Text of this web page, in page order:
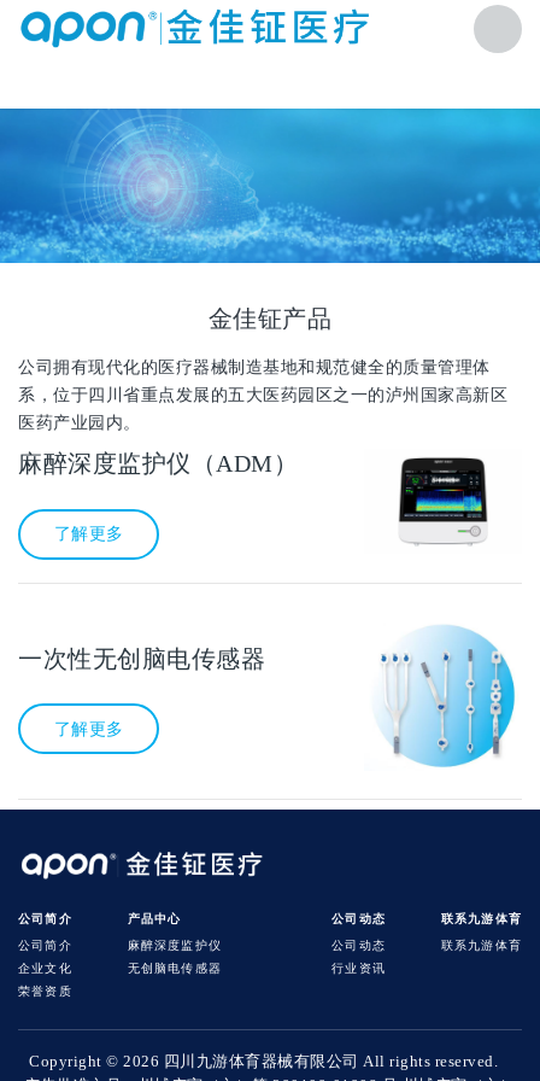
金佳钲产品
公司拥有现代化的医疗器械制造基地和规范健全的质量管理体
系，位于四川省重点发展的五大医药园区之一的泸州国家高新区
医药产业园内。
麻醉深度监护仪（ADM）
了解更多
一次性无创脑电传感器
了解更多
公司简介
公司简介
企业文化
荣誉资质
产品中心
麻醉深度监护仪
无创脑电传感器
公司动态
公司动态
行业资讯
联系九游体育
联系九游体育
Copyright ©2026 四川九游体育器械有限公司 All rights reserved.